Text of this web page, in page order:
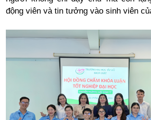
động viên và tin tưởng vào sinh viên